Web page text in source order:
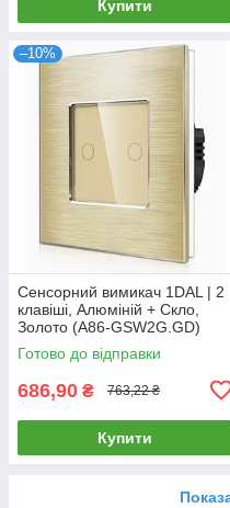
Купити
–10%
Сенсорний вимикач 1DAL | 2
клавіші, Алюміній + Скло,
Золото (A86-GSW2G.GD)
Готово до відправки
686,90 ₴ 763,22 ₴
Купити